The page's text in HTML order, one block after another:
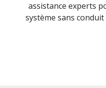
assistance experts
système sans